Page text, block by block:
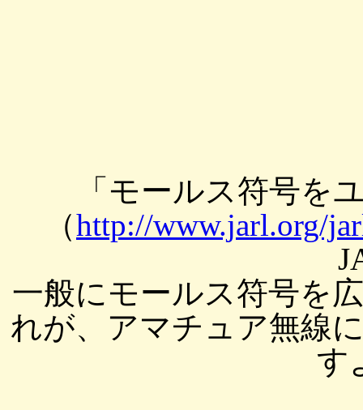
「モールス符号を
（http://www.jarl.org/
一般にモールス符号を
れが、アマチュア無線
す